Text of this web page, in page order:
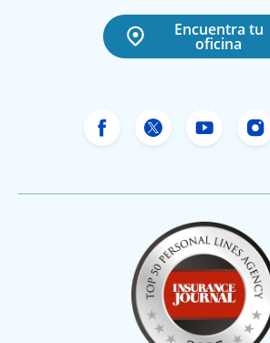
Encuentra tu
oficina
Facebook deX de Freeway